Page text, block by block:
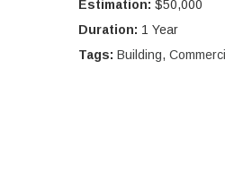
Estimation: $50,000
Duration: 1 Year
Tags: Building,